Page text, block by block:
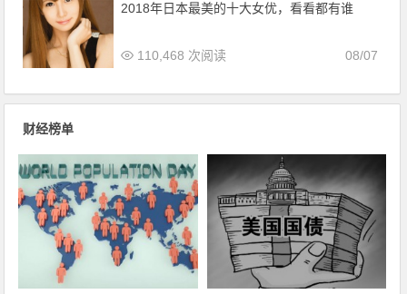
2018年日本最美的十大女优，看看都有谁
08/07
110,468 次阅读
财经榜单